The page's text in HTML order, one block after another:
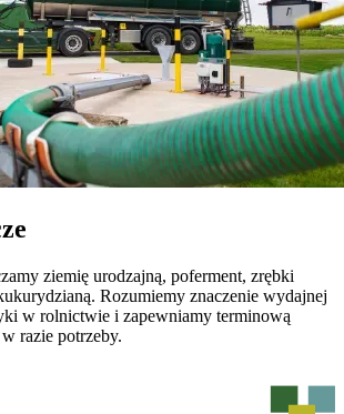
ziemię urodzajną, poferment, zrębki
Rozumiemy znaczenie wydajnej
w rolnictwie i zapewniamy terminową
razie potrzeby.